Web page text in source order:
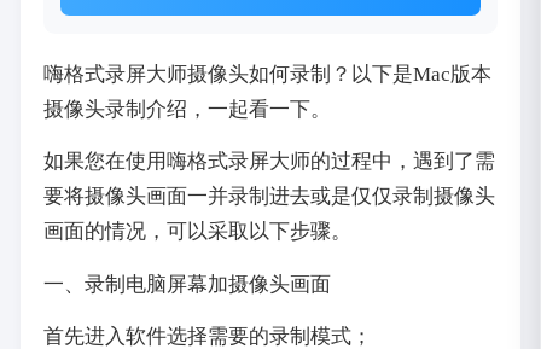
嗨格式录屏大师摄像头如何录制？以下是Mac版本
摄像头录制介绍，一起看一下。
如果您在使用嗨格式录屏大师的过程中，遇到了需
要将摄像头画面一并录制进去或是仅仅录制摄像头
画面的情况，可以采取以下步骤。
一、录制电脑屏幕加摄像头画面
首先进入软件选择需要的录制模式；